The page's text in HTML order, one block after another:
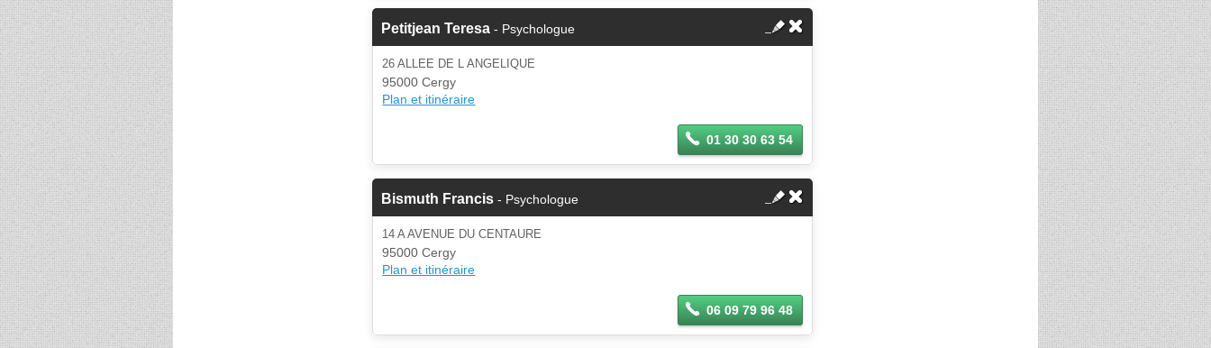
Petitjean Teresa - Psychologue
26 ALLEE DE L ANGELIQUE
95000 Cergy
Plan et itinéraire
01 30 30 63 54
Bismuth Francis - Psychologue
14 A AVENUE DU CENTAURE
95000 Cergy
Plan et itinéraire
06 09 79 96 48